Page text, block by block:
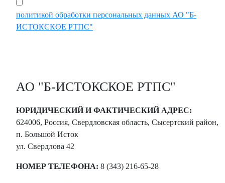
политикой обработки персональных данных АО "Б-
ИСТОКСКОЕ РТПС"
АО "Б-ИСТОКСКОЕ РТПС"
ЮРИДИЧЕСКИЙ И ФАКТИЧЕСКИЙ АДРЕС:
624006, Россия, Свердловская область, Сысертский район,
п. Большой Исток
ул. Свердлова 42
НОМЕР ТЕЛЕФОНА: 8 (343) 216-65-28